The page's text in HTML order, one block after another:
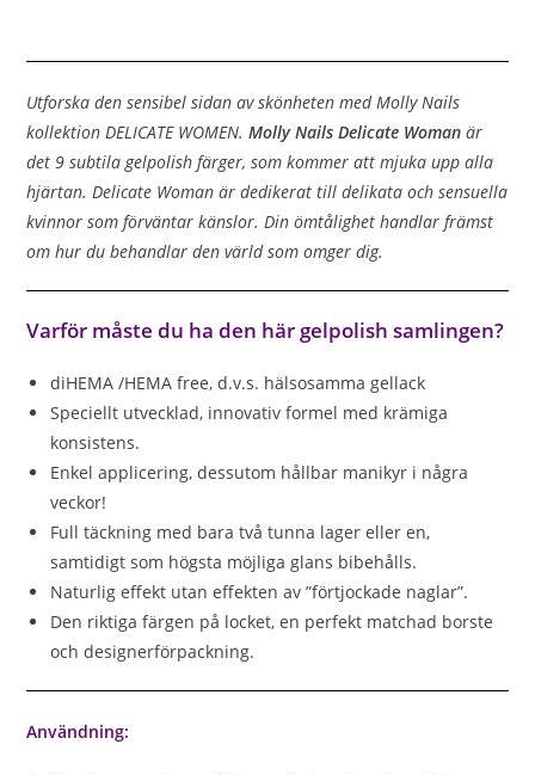
Utforska den sensibel sidan av skönheten med Molly Nails
kollektion DELICATE WOMEN.Molly Nails Delicate Woman är
det 9 subtila gelpolish färger, som kommer att mjuka upp alla
hjärtan. Delicate Woman är dedikerat till delikata och sensuella
kvinnor som förväntar känslor. Din ömtålighet handlar främst
om hur du behandlar den värld som omger dig.
Varför måste du ha den här gelpolish samlingen?
diHEMA /HEMA free, d.v.s. hälsosamma gellack
Speciellt utvecklad, innovativ formel med krämiga
konsistens.
Enkel applicering, dessutom hållbar manikyr i några
veckor!
Full täckning med bara två tunna lager eller en,
samtidigt som högsta möjliga glans bibehålls.
Naturlig effekt utan effekten av ”förtjockade naglar”.
Den riktiga färgen på locket, en perfekt matchad borste
och designerförpackning.
Användning: